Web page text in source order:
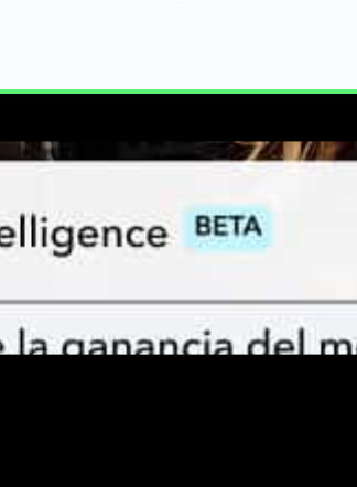
CLIENTES
Construye tu canal